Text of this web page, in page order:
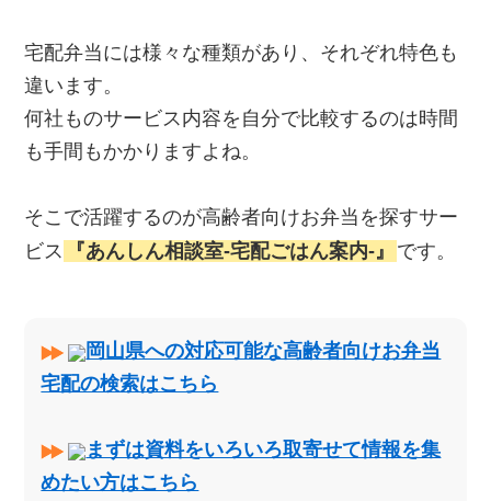
宅配弁当には様々な種類があり、それぞれ特色も
違います。
何社ものサービス内容を自分で比較するのは時間
も手間もかかりますよね。
そこで活躍するのが高齢者向けお弁当を探すサー
ビス
『あんしん相談室‐宅配ごはん案内‐』 です。
岡山県への対応可能な高齢者向けお弁当
宅配の検索はこちら
まずは資料をいろいろ取寄せて情報を集
めたい方はこちら